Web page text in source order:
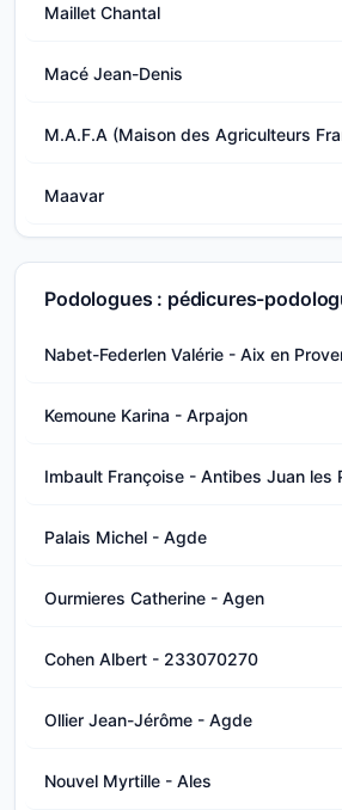
Maillet Chantal
Macé Jean-Denis
M.A.F.A (Maison des Agriculteurs
Maavar
Podologues : pédicures-
Nabet-Federlen Valérie - Aix en
Kemoune Karina - Arpajon
Imbault Françoise - Antibes Juan les
Palais Michel - Agde
Ourmieres Catherine - Agen
Cohen Albert - 233070270
Ollier Jean-Jérôme - Agde
Nouvel Myrtille - Ales